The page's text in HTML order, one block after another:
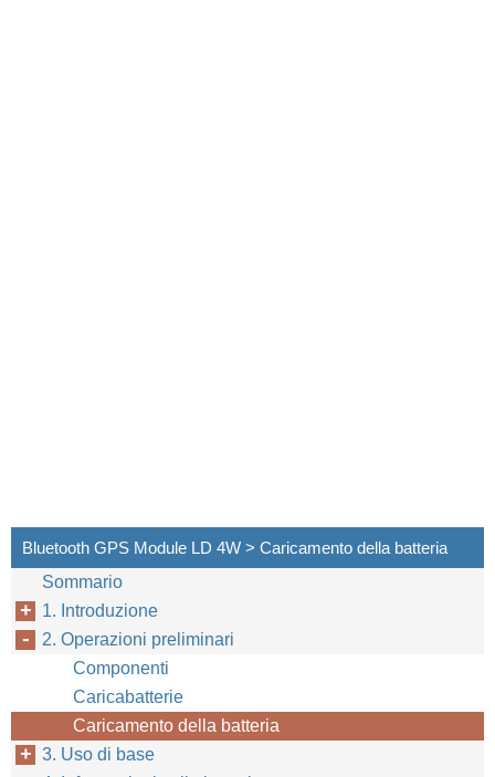
Bluetooth GPS Module LD 4W > Caricamento della batteria
Sommario
1. Introduzione
2. Operazioni preliminari
Componenti
Caricabatterie
Caricamento della batteria
3. Uso di base